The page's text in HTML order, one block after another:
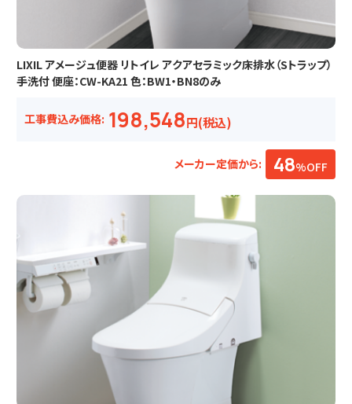
LIXIL アメージュ便器 リトイレ アクアセラミック床排水（Sトラップ）
手洗付 便座：CW-KA21 色：BW1・BN8のみ
工事費込み価格: 198,548円(税込)
メーカー定価から: 48%OFF